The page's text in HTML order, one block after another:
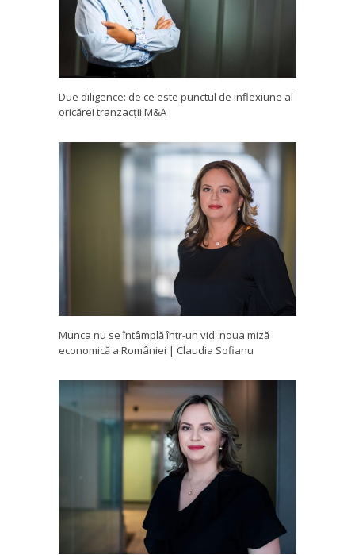
Due diligence: de ce este punctul de inflexiune al
oricărei tranzacții M&A
Munca nu se întâmplă într-un vid: noua miză
economică a României | Claudia Sofianu